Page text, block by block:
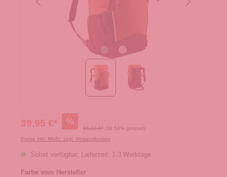
39,95 €* %
65,00 €* (38.54% gespart)
Preise inkl. MwSt. zzgl. Versandkosten
Sofort verfügbar, Lieferzeit: 1-3 Werktage
Farbe vom Hersteller